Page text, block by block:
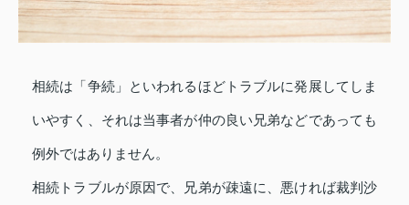
相続は「争続」といわれるほどトラブルに発展してしま
いやすく、それは当事者が仲の良い兄弟などであっても
例外ではありません。
相続トラブルが原因で、兄弟が疎遠に、悪ければ裁判沙